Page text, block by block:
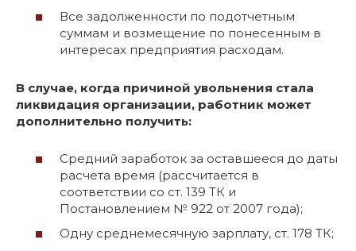
Все задолженности по подотчетным
суммам и возмещение по понесенным в
интересах предприятия расходам.
В случае, когда причиной увольнения стала
ликвидация организации, работник может
дополнительно получить:
Средний заработок за оставшееся до даты
расчета время (рассчитается в
соответствии со ст. 139 ТК и
Постановлением № 922 от 2007 года);
Одну среднемесячную зарплату, ст. 178 ТК;